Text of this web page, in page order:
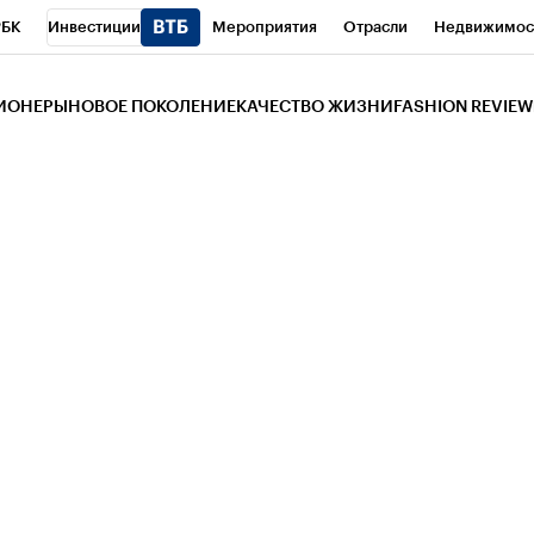
Инвестиции Мероприятия Отрасли
НОВОЕ ПОКОЛЕНИЕ КАЧЕСТВО ЖИЗНИ FASHION REVIEW